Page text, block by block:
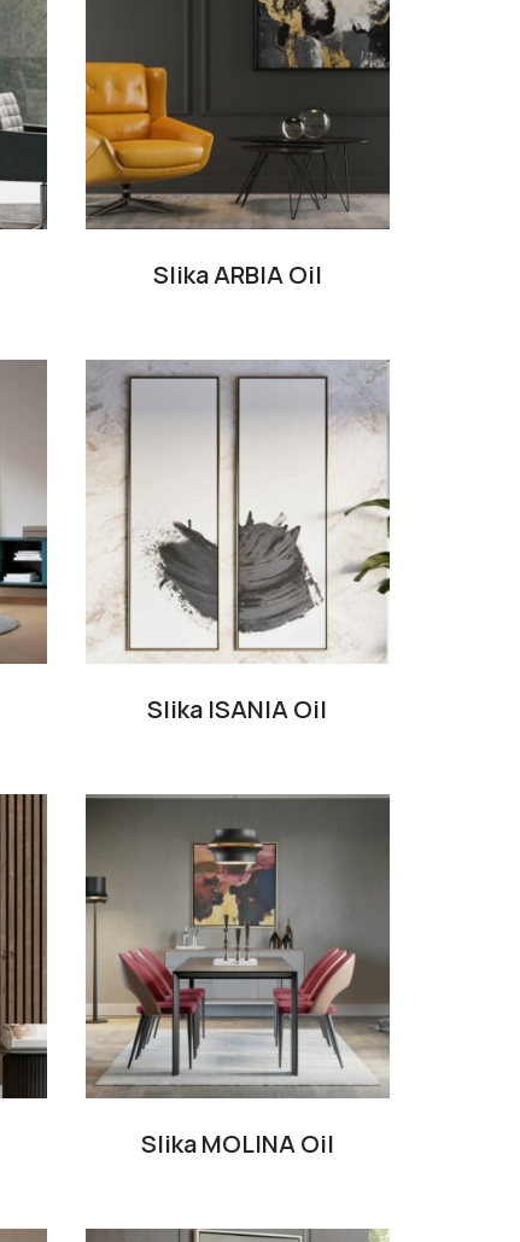
Slika ARBIA Oil
Slika ISANIA Oil
Slika MOLINA Oil